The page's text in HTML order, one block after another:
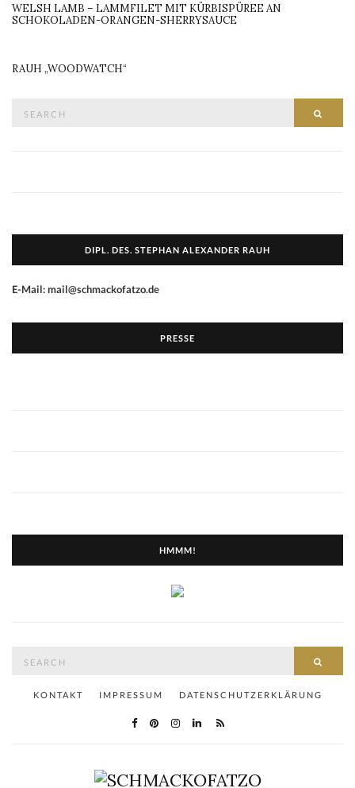
WELSH LAMB – LAMMFILET MIT KÜRBISPÜREE AN
SCHOKOLADEN-ORANGEN-SHERRYSAUCE
RAUH „WOODWATCH“
DIPL. DES. STEPHAN ALEXANDER RAUH
E-Mail: mail@schmackofatzo.de
PRESSE
HMMM!
KONTAKT IMPRESSUM DATENSCHUTZERKLÄRUNG